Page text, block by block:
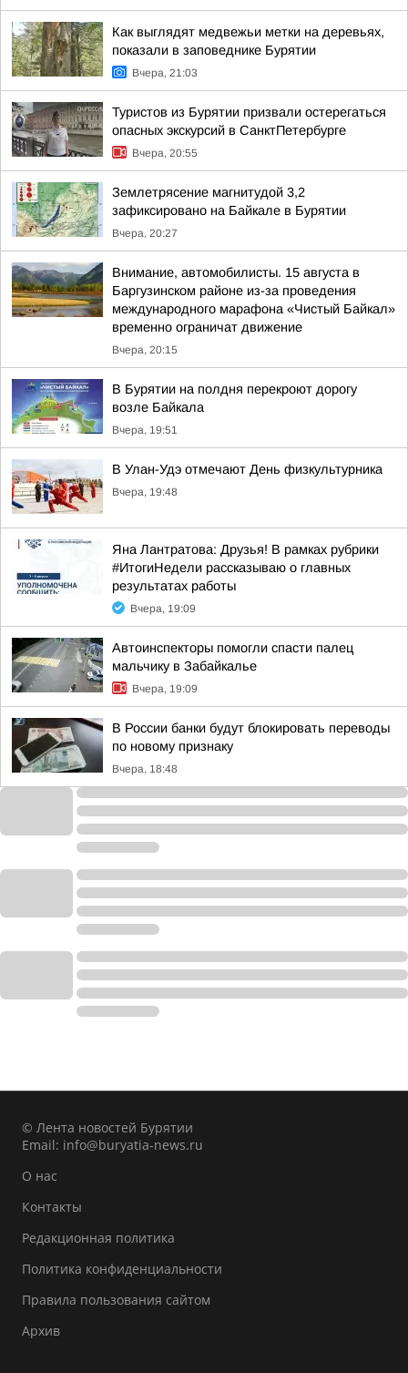
Как выглядят медвежьи метки на деревьях,
показали в заповеднике Бурятии
Вчера, 21:03
Туристов из Бурятии призвали остерегаться
опасных экскурсий в СанктПетербурге
Вчера, 20:55
Землетрясение магнитудой 3,2
зафиксировано на Байкале в Бурятии
Вчера, 20:27
Внимание, автомобилисты. 15 августа в
Баргузинском районе из-за проведения
международного марафона «Чистый Байкал»
временно ограничат движение
Вчера, 20:15
В Бурятии на полдня перекроют дорогу
возле Байкала
Вчера, 19:51
В Улан-Удэ отмечают День физкультурника
Вчера, 19:48
Яна Лантратова: Друзья! В рамках рубрики
#ИтогиНедели рассказываю о главных
результатах работы
Вчера, 19:09
Автоинспекторы помогли спасти палец
мальчику в Забайкалье
Вчера, 19:09
В России банки будут блокировать переводы
по новому признаку
Вчера, 18:48
© Лента новостей Бурятии
Email: info@buryatia-news.ru
О нас
Контакты
Редакционная политика
Политика конфиденциальности
Правила пользования сайтом
Архив